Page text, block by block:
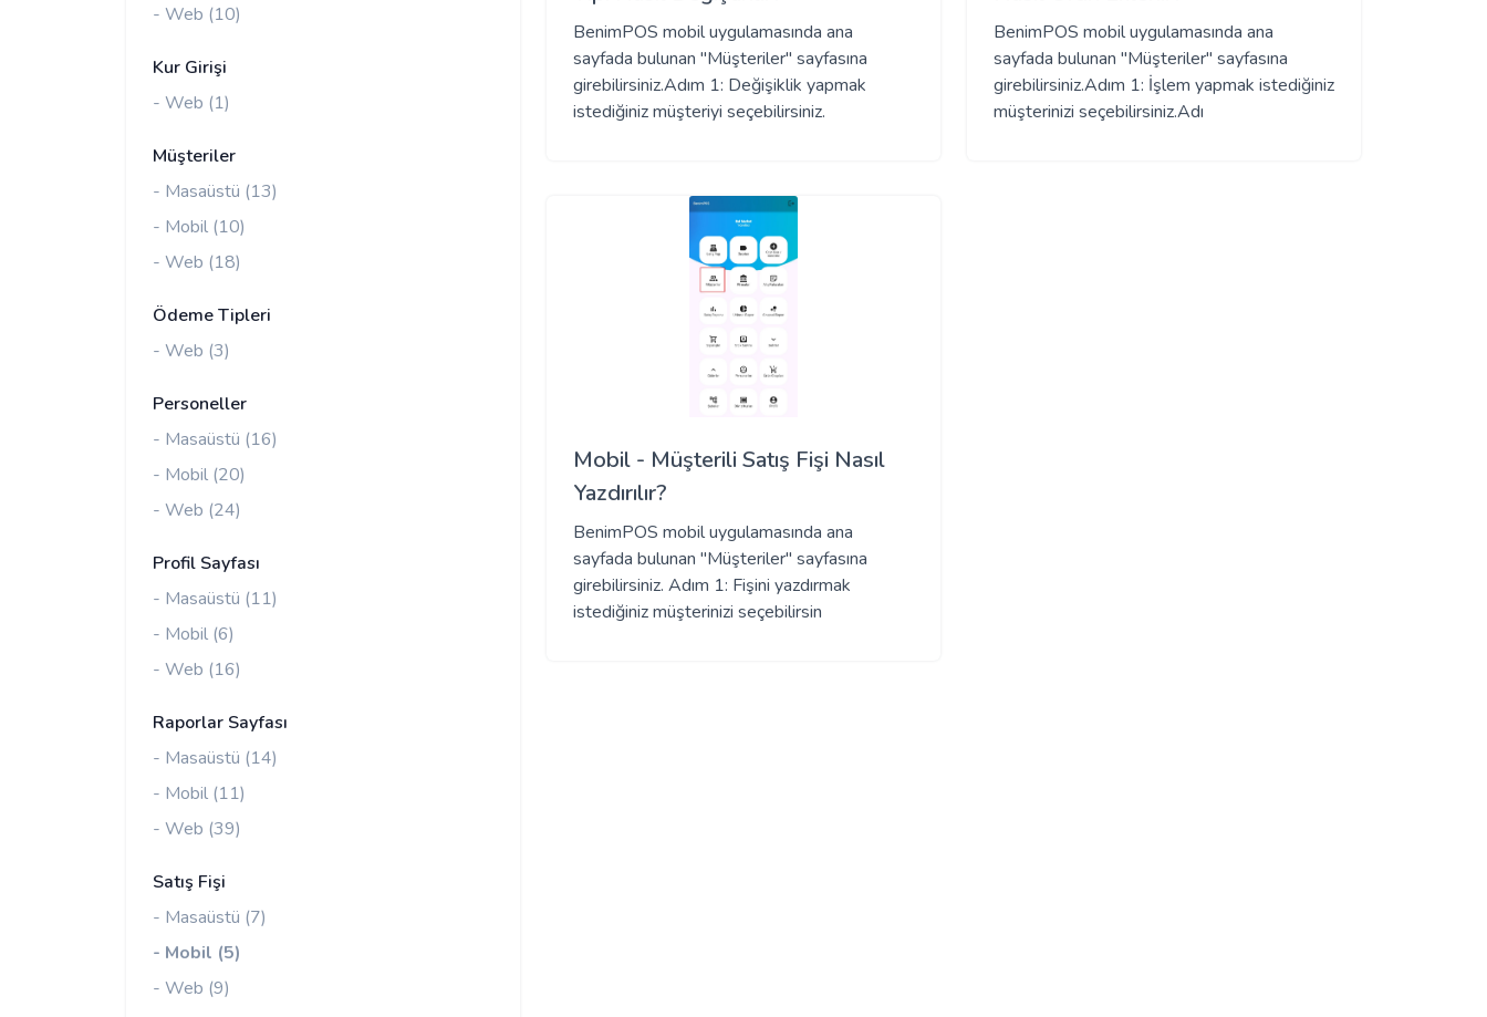
- Web (10)
Kur Girişi
- Web (1)
Müşteriler
- Masaüstü (13)
- Mobil (10)
- Web (18)
Ödeme Tipleri
- Web (3)
Personeller
- Masaüstü (16)
- Mobil (20)
- Web (24)
Profil Sayfası
- Masaüstü (11)
- Mobil (6)
- Web (16)
Raporlar Sayfası
- Masaüstü (14)
- Mobil (11)
- Web (39)
Satış Fişi
- Masaüstü (7)
- Mobil (5)
- Web (9)
BenimPOS mobil uygulamasında ana
sayfada bulunan "Müşteriler" sayfasına
girebilirsiniz.Adım 1: Değişiklik yapmak
istediğiniz müşteriyi seçebilirsiniz.
BenimPOS mobil uygulamasında ana
sayfada bulunan "Müşteriler" sayfasına
girebilirsiniz.Adım 1: İşlem yapmak istediğiniz
müşterinizi seçebilirsiniz.Adı
Mobil - Müşterili Satış Fişi Nasıl
Yazdırılır?
BenimPOS mobil uygulamasında ana
sayfada bulunan "Müşteriler" sayfasına
girebilirsiniz. Adım 1: Fişini yazdırmak
istediğiniz müşterinizi seçebilirsin